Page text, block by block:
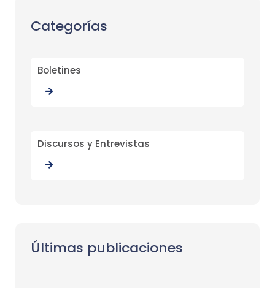
Categorías
Boletines
Discursos y Entrevistas
Últimas publicaciones